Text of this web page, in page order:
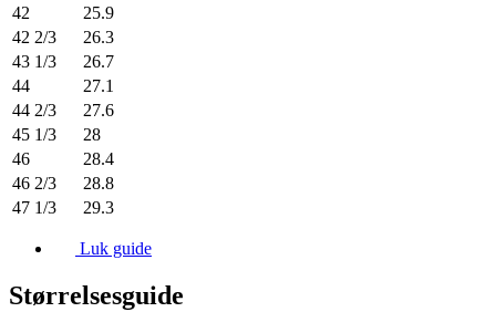
42
25.9
42 2/3
26.3
43 1/3
26.7
44
27.1
44 2/3
27.6
45 1/3
28
46
28.4
46 2/3
28.8
47 1/3
29.3
Luk guide
Størrelsesguide